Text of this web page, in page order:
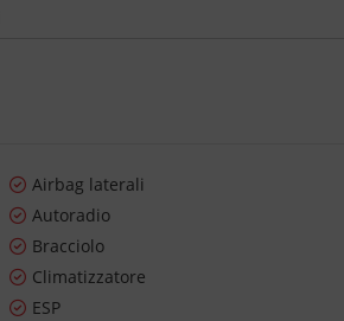
Airbag laterali
Autoradio
Bracciolo
Climatizzatore
ESP